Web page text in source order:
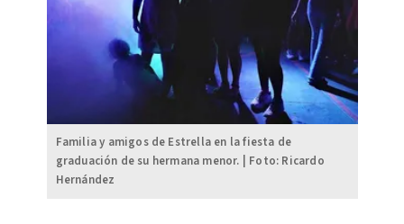
Familia y amigos de Estrella en la fiesta de
graduación de su hermana menor. | Foto: Ricardo
Hernández